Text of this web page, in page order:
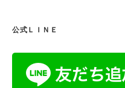
公式ＬＩＮＥ